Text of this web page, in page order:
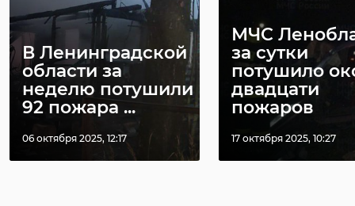
В Ленинградской
области за
неделю потушили
92 пожара ...
06 октября 2025, 12:17
МЧС
за сутки
потушило
двадцати
пожаров
17 октября 2025, 10:27